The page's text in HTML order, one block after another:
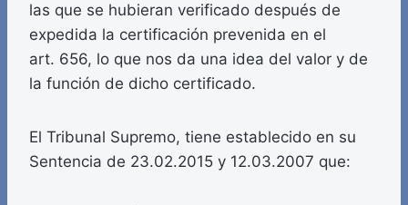
las que se hubieran verificado después de
expedida la certificación prevenida en el
art. 656, lo que nos da una idea del valor y de
la función de dicho certificado.
El Tribunal Supremo, tiene establecido en su
Sentencia de 23.02.2015 y 12.03.2007 que: